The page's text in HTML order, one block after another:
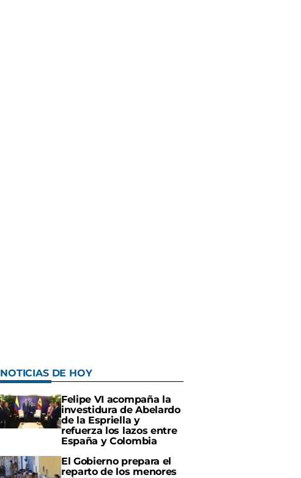
NOTICIAS DE HOY
Felipe VI acompaña la
investidura de Abelardo
de la Espriella y
refuerza los lazos entre
España y Colombia
El Gobierno prepara el
reparto de los menores